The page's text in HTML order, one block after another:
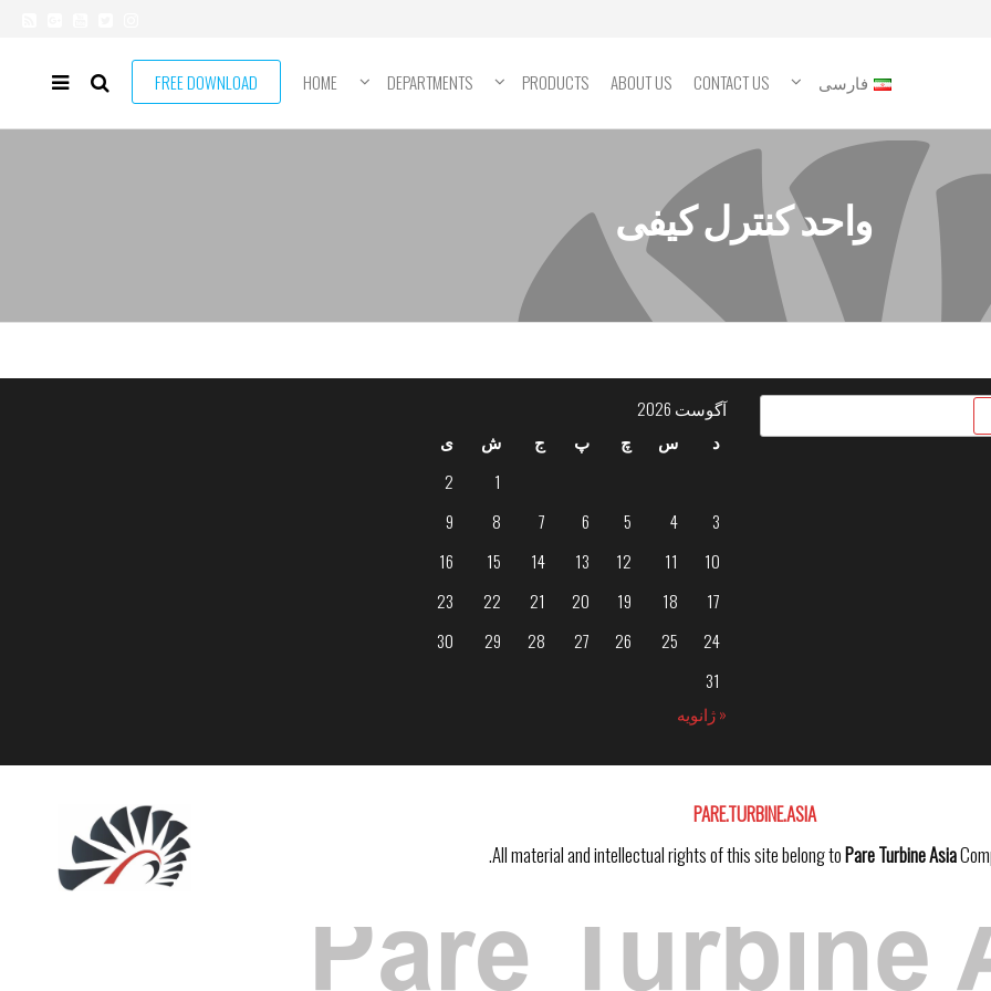
FREE DOWNLOAD HOME DEPARTMENTS PRODUCTS ABOUT US CONTACT US فارسی
واحد کنترل کیفی
آگوست 2026
د
س چ پ ج ش
ی
1
2
3
4
5
6
7
8
9
10
11
12
13
14
15
16
17
18
19
20
21
22
23
24
25
26
27
28
29
30
31
« ژانویه
PARE.TURBINE.ASIA
All material and intellectual rights of this site belong toPare Turbine Asia